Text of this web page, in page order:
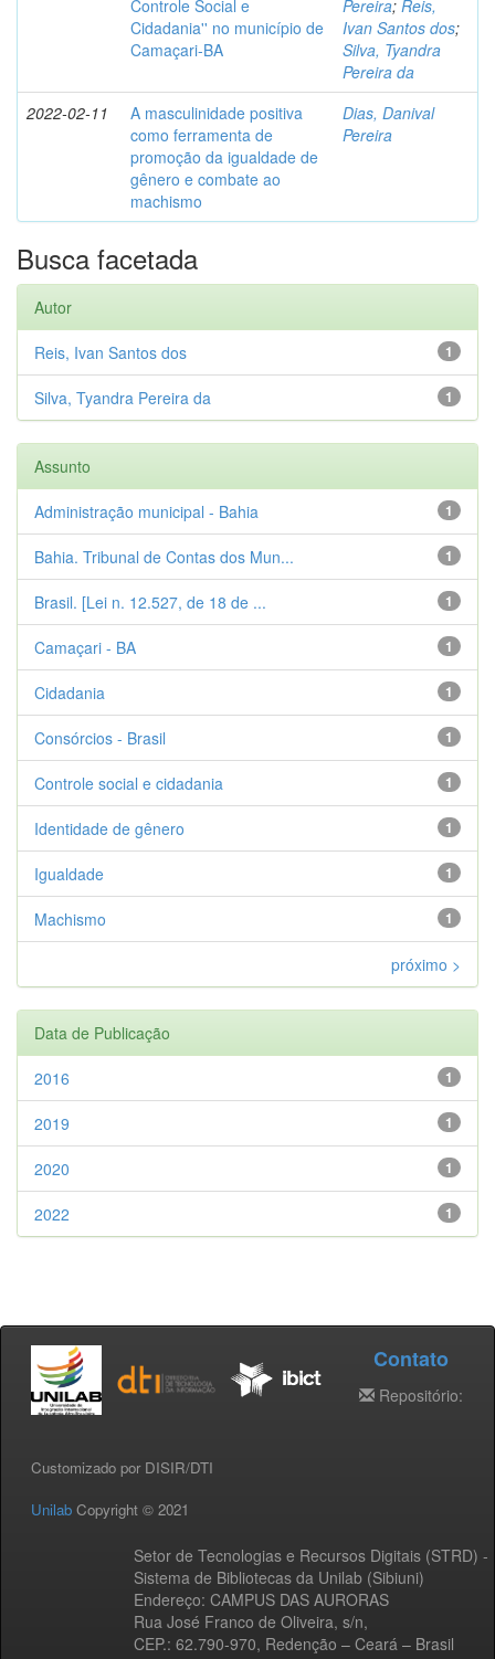
Controle Social e
Cidadania'' no município de
Camaçari-BA
Pereira; Reis,
Ivan Santos dos;
Silva, Tyandra
Pereira da
2022-02-11
A masculinidade positiva
como ferramenta de
promoção da igualdade de
gênero e combate ao
machismo
Dias, Danival
Pereira
Busca facetada
Autor
1
Reis, Ivan Santos dos
1
Silva, Tyandra Pereira da
Assunto
1
Administração municipal - Bahia
1
Bahia. Tribunal de Contas dos Mun...
1
Brasil. [Lei n. 12.527, de 18 de ...
1
Camaçari - BA
1
Cidadania
1
Consórcios - Brasil
1
Controle social e cidadania
1
Identidade de gênero
1
Igualdade
1
Machismo
próximo >
Data de Publicação
1
2016
1
2019
1
2020
1
2022
Customizado por DISIR/DTI
Unilab Copyright © 2021
Setor de Tecnologias e Recursos Digitais (STRD) -
Sistema de Bibliotecas da Unilab (Sibiuni)
Endereço: CAMPUS DAS AURORAS
Rua José Franco de Oliveira, s/n,
CEP.: 62.790-970, Redenção – Ceará – Brasil
Contato
Repositório: